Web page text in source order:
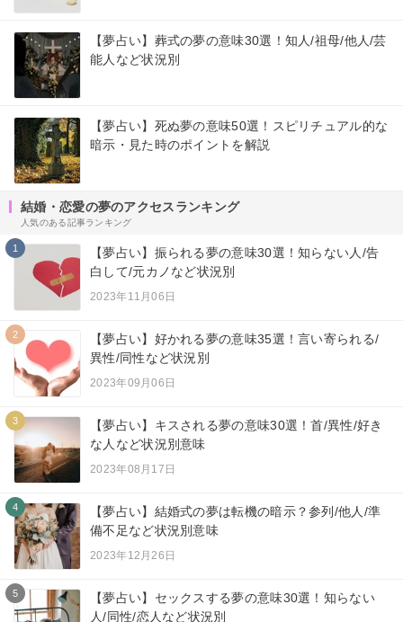
【夢占い】葬式の夢の意味30選！知人/祖母/他人/芸
能人など状況別
【夢占い】死ぬ夢の意味50選！スピリチュアル的な
暗示・見た時のポイントを解説
結婚・恋愛の夢のアクセスランキング
人気のある記事ランキング
1
【夢占い】振られる夢の意味30選！知らない人/告
白して/元カノなど状況別
2023年11月06日
2
【夢占い】好かれる夢の意味35選！言い寄られる/
異性/同性など状況別
2023年09月06日
3
【夢占い】キスされる夢の意味30選！首/異性/好き
な人など状況別意味
2023年08月17日
4
【夢占い】結婚式の夢は転機の暗示？参列/他人/準
備不足など状況別意味
2023年12月26日
5
【夢占い】セックスする夢の意味30選！知らない
人/同性/恋人など状況別